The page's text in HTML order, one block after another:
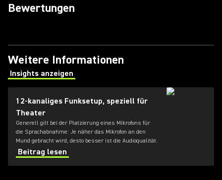
Bewertungen
Weitere Informationen
Insights anzeigen
(Opens in a new tab)
12-kanaliges Funksetup, speziell für
Theater
Generell gilt bei der Platzierung eines Mikrofons für
die Sprachabnahme: Je näher das Mikrofon an den
Mund gebracht wird, desto besser ist die Audioqualität.
Beitrag lesen